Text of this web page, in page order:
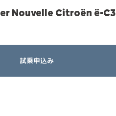
Nouvelle Citroën ë-C3
試乗申込み